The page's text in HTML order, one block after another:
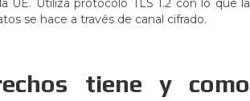
UE. Utiliza protocolo TLS 1.2 con lo que la
se hace a través de canal cifrado.
tiene y como